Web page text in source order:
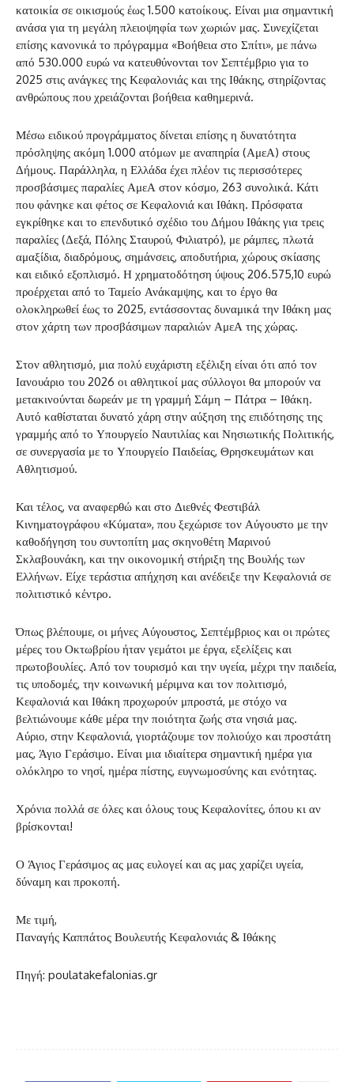
κατοικία σε οικισμούς έως 1.500 κατοίκους. Είναι μια σημαντική
ανάσα για τη μεγάλη πλειοψηφία των χωριών μας. Συνεχίζεται
επίσης κανονικά το πρόγραμμα «Βοήθεια στο Σπίτι», με πάνω
από 530.000 ευρώ να κατευθύνονται τον Σεπτέμβριο για το
2025 στις ανάγκες της Κεφαλονιάς και της Ιθάκης, στηρίζοντας
ανθρώπους που χρειάζονται βοήθεια καθημερινά.
Μέσω ειδικού προγράμματος δίνεται επίσης η δυνατότητα
πρόσληψης ακόμη 1.000 ατόμων με αναπηρία (ΑμεΑ) στους
Δήμους. Παράλληλα, η Ελλάδα έχει πλέον τις περισσότερες
προσβάσιμες παραλίες ΑμεΑ στον κόσμο, 263 συνολικά. Κάτι
που φάνηκε και φέτος σε Κεφαλονιά και Ιθάκη. Πρόσφατα
εγκρίθηκε και το επενδυτικό σχέδιο του Δήμου Ιθάκης για τρεις
παραλίες (Δεξά, Πόλης Σταυρού, Φιλιατρό), με ράμπες, πλωτά
αμαξίδια, διαδρόμους, σημάνσεις, αποδυτήρια, χώρους σκίασης
και ειδικό εξοπλισμό. Η χρηματοδότηση ύψους 206.575,10 ευρώ
προέρχεται από το Ταμείο Ανάκαμψης, και το έργο θα
ολοκληρωθεί έως το 2025, εντάσσοντας δυναμικά την Ιθάκη μας
στον χάρτη των προσβάσιμων παραλιών ΑμεΑ της χώρας.
Στον αθλητισμό, μια πολύ ευχάριστη εξέλιξη είναι ότι από τον
Ιανουάριο του 2026 οι αθλητικοί μας σύλλογοι θα μπορούν να
μετακινούνται δωρεάν με τη γραμμή Σάμη – Πάτρα – Ιθάκη.
Αυτό καθίσταται δυνατό χάρη στην αύξηση της επιδότησης της
γραμμής από το Υπουργείο Ναυτιλίας και Νησιωτικής Πολιτικής,
σε συνεργασία με το Υπουργείο Παιδείας, Θρησκευμάτων και
Αθλητισμού.
Και τέλος, να αναφερθώ και στο Διεθνές Φεστιβάλ
Κινηματογράφου «Κύματα», που ξεχώρισε τον Αύγουστο με την
καθοδήγηση του συντοπίτη μας σκηνοθέτη Μαρινού
Σκλαβουνάκη, και την οικονομική στήριξη της Βουλής των
Ελλήνων. Είχε τεράστια απήχηση και ανέδειξε την Κεφαλονιά σε
πολιτιστικό κέντρο.
Όπως βλέπουμε, οι μήνες Αύγουστος, Σεπτέμβριος και οι πρώτες
μέρες του Οκτωβρίου ήταν γεμάτοι με έργα, εξελίξεις και
πρωτοβουλίες. Από τον τουρισμό και την υγεία, μέχρι την παιδεία,
τις υποδομές, την κοινωνική μέριμνα και τον πολιτισμό,
Κεφαλονιά και Ιθάκη προχωρούν μπροστά, με στόχο να
βελτιώνουμε κάθε μέρα την ποιότητα ζωής στα νησιά μας.
Αύριο, στην Κεφαλονιά, γιορτάζουμε τον πολιούχο και προστάτη
μας, Άγιο Γεράσιμο. Είναι μια ιδιαίτερα σημαντική ημέρα για
ολόκληρο το νησί, ημέρα πίστης, ευγνωμοσύνης και ενότητας.
Χρόνια πολλά σε όλες και όλους τους Κεφαλονίτες, όπου κι αν
βρίσκονται!
Ο Άγιος Γεράσιμος ας μας ευλογεί και ας μας χαρίζει υγεία,
δύναμη και προκοπή.
Με τιμή,
Παναγής Καππάτος Βουλευτής Κεφαλονιάς & Ιθάκης
Πηγή: poulatakefalonias.gr